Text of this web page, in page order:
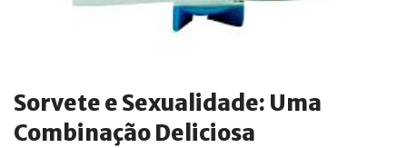
Sorvete e Sexualidade: Uma
Combinação Deliciosa